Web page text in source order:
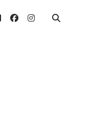
twitterfacebook
instagram